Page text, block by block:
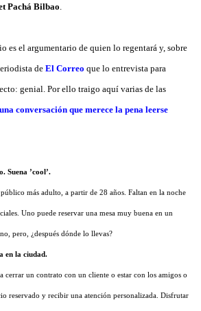
Pachá Bilbao
es el argumentario de quien lo regentará y, sobre
de El Correo que lo entrevista para
genial. Por ello traigo aquí varias de las
una conversación que merece la pena leerse
Suena ’cool’.
más adulto, a partir de 28 años. Faltan en la noche
Uno puede reservar una mesa muy buena en un
pero, ¿después dónde lo llevas?
en la ciudad.
cerrar un contrato con un cliente o estar con los amigos o
reservado y recibir una atención personalizada. Disfrutar